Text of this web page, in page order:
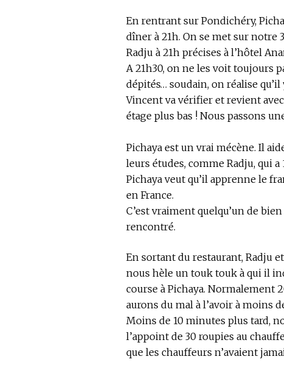
En rentrant sur Pondichéry,
dîner à 21h. On se met sur notre
Radju à 21h précises à l’hôtel
A 21h30, on ne les voit toujours
dépités… soudain, on réalise
Vincent va vérifier et revient
étage plus bas ! Nous passons
Pichaya est un vrai mécène. Il
leurs études, comme Radju, qui
Pichaya veut qu’il apprenne le
en France.
C’est vraiment quelqu’un de
rencontré.
En sortant du restaurant, Radju
nous hèle un touk touk à qui il
course à Pichaya. Normalement
aurons du mal à l’avoir à moins
Moins de 10 minutes plus tard,
l’appoint de 30 roupies au
que les chauffeurs n’avaient